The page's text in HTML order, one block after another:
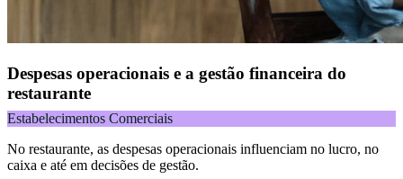
Despesas operacionais e a gestão financeira do
restaurante
Estabelecimentos Comerciais
No restaurante, as despesas operacionais influenciam no lucro, no
caixa e até em decisões de gestão.